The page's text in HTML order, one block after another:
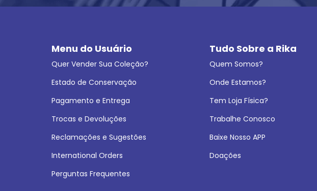
Menu do Usuário
Quer Vender Sua Coleção?
Estado de Conservação
Pagamento e Entrega
Trocas e Devoluções
Reclamações e Sugestões
International Orders
Perguntas Frequentes
Tudo Sobre a Rika
Quem Somos?
Onde Estamos?
Tem Loja Física?
Trabalhe Conosco
Baixe Nosso APP
Doações